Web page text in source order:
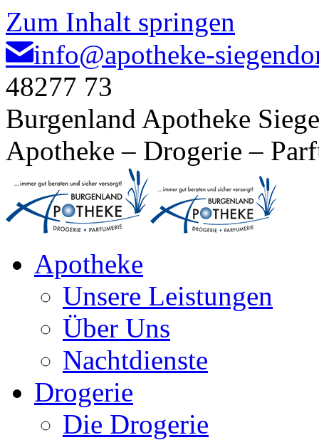
Zum Inhalt springen
info@apotheke-
48277 73
Burgenland Apotheke
Apotheke – Drogerie –
Apotheke
Unsere Leistungen
Über Uns
Nachtdienste
Drogerie
Die Drogerie